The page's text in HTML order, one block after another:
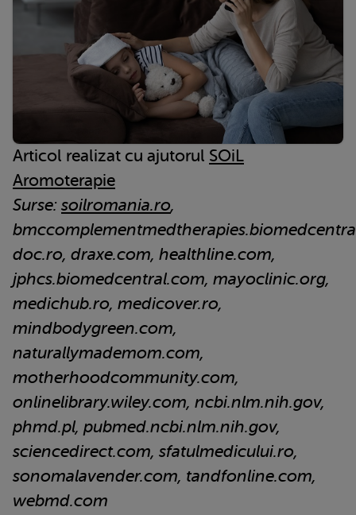
Articol realizat cu ajutorul SOiL
Aromoterapie
Surse: soilromania.ro,
doc.ro, draxe.com, healthline.com,
jphcs.biomedcentral.com, mayoclinic.org,
medichub.ro, medicover.ro,
mindbodygreen.com,
naturallymademom.com,
motherhoodcommunity.com,
onlinelibrary.wiley.com, ncbi.nlm.nih.gov,
phmd.pl, pubmed.ncbi.nlm.nih.gov,
sciencedirect.com, sfatulmedicului.ro,
sonomalavender.com, tandfonline.com,
webmd.com